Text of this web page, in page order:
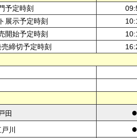
予定時刻
展示予定時刻
開始予定時刻
締切予定時刻
戸田
●
川 ●